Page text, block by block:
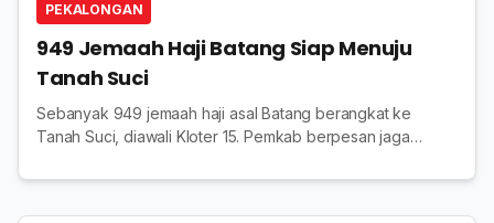
PEKALONGAN
949 Jemaah Haji Batang Siap Menuju
Tanah Suci
Sebanyak 949 jemaah haji asal Batang berangkat ke
Tanah Suci, diawali Kloter 15. Pemkab berpesan jaga